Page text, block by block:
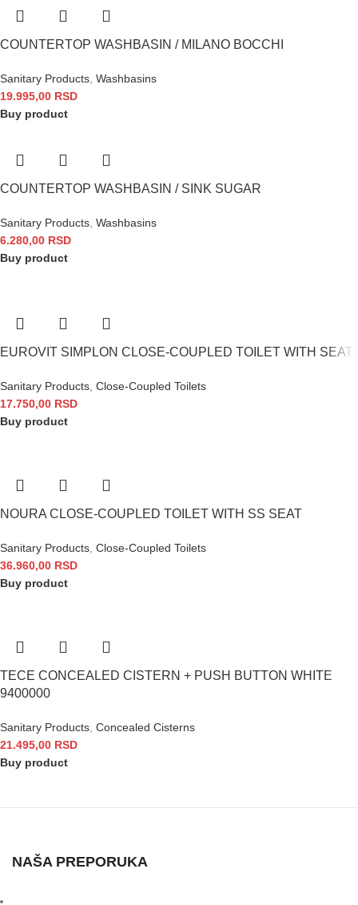
COUNTERTOP WASHBASIN / MILANO BOCCHI
Sanitary Products, Washbasins
19.995,00 RSD
Buy product
COUNTERTOP WASHBASIN / SINK SUGAR
Sanitary Products, Washbasins
6.280,00 RSD
Buy product
EUROVIT SIMPLON CLOSE-COUPLED TOILET WITH SEAT
Sanitary Products Close-Coupled Toilets
17.750,00 RSD
Buy product
NOURA CLOSE-COUPLED TOILET WITH SS SEAT
Sanitary Products Close-Coupled Toilets
36.960,00 RSD
Buy product
TECE CONCEALED CISTERN + PUSH BUTTON WHITE
9400000
Sanitary Products Concealed Cisterns
21.495,00 RSD
Buy product
NAŠA PREPORUKA